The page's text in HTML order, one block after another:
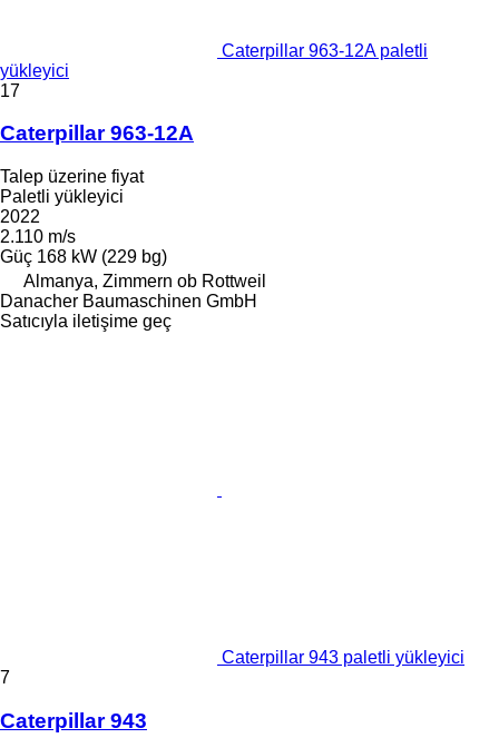
Caterpillar 963-12A paletli
yükleyici
17
Caterpillar 963-12A
Talep üzerine fiyat
Paletli yükleyici
2022
2.110 m/s
Güç 168 kW (229 bg)
Almanya, Zimmern ob Rottweil
Danacher Baumaschinen GmbH
Satıcıyla iletişime geç
Caterpillar 943 paletli yükleyici
7
Caterpillar 943